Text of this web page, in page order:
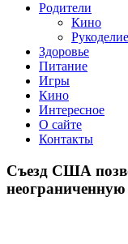
Родители
Кино
Рукоделие
Здоровье
Питание
Игры
Кино
Интересное
О сайте
Контакты
Съезд США